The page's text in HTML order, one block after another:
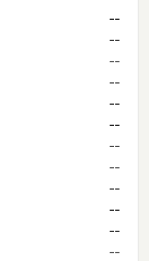
--
--
--
--
--
--
--
--
--
--
--
--